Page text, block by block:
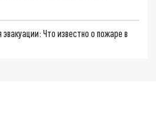
эвакуации: Что известно о пожаре в